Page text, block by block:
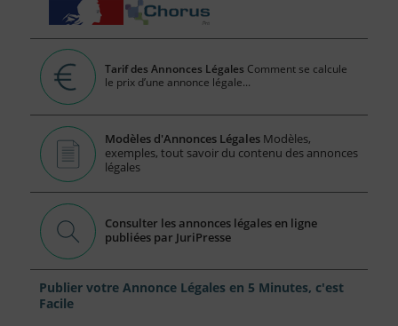
Tarif des Annonces Légales Comment se calcule
le prix d’une annonce légale...
Modèles d'Annonces Légales Modèles,
exemples, tout savoir du contenu des annonces
légales
Consulter les annonces légales en ligne
publiées par JuriPresse
Publier votre Annonce Légales en 5 Minutes, c'est
Facile